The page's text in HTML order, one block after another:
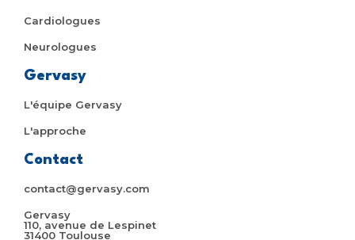
Cardiologues
Neurologues
Gervasy
L'équipe Gervasy
L'approche
Contact
contact@gervasy.com
Gervasy
110, avenue de Lespinet
31400 Toulouse